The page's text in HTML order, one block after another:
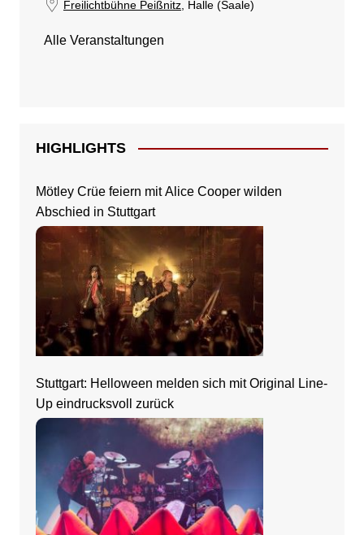
Freilichtbühne Peißnitz, Halle (Saale)
Alle Veranstaltungen
HIGHLIGHTS
Mötley Crüe feiern mit Alice Cooper wilden
Abschied in Stuttgart
Stuttgart: Helloween melden sich mit Original Line-
Up eindrucksvoll zurück